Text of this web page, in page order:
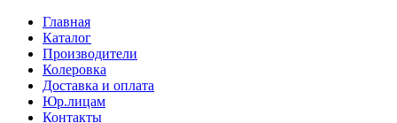
Главная
Каталог
Производители
Колеровка
Доставка и оплата
Юр.лицам
Контакты